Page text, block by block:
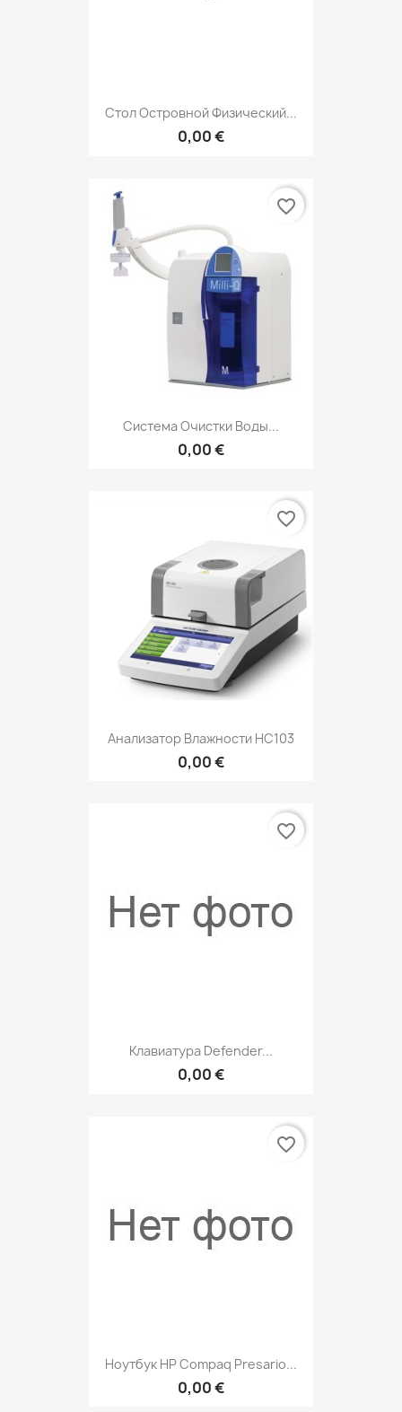
Стол Островной Физический...
0,00 €
Система Очистки Воды...
0,00 €
favorite_border
Анализатор Влажности HC103
0,00 €
favorite_border
Клавиатура Defender...
0,00 €
favorite_border
Ноутбук HP Compaq Presario...
0,00 €
favorite_border